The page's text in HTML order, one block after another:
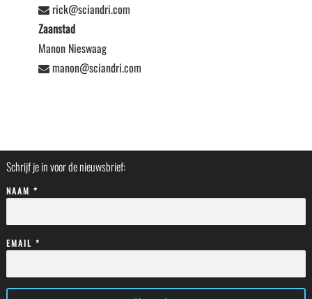
rick@sciandri.com
Zaanstad
Manon Nieswaag
manon@sciandri.com
Schrijf je in voor de nieuwsbrief:
NAAM *
EMAIL *